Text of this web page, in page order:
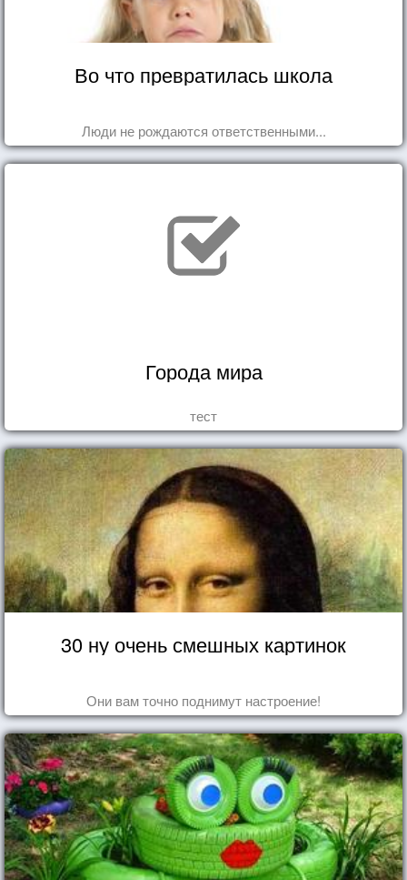
Во что превратилась школа
Люди не рождаются ответственными...
Города мира
тест
30 ну очень смешных картинок
Они вам точно поднимут настроение!